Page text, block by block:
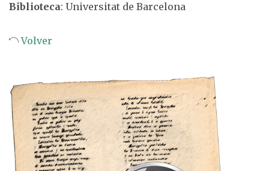
Biblioteca: Universitat de Barcelona
Volver